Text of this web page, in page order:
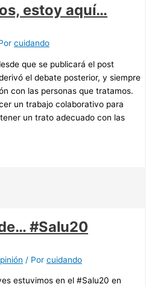
estoy aquí…
cuidando
que se publicará el post
el debate posterior, y siempre
con las personas que tratamos.
un trabajo colaborativo para
un trato adecuado con las
#Salu20
/ Porcuidando
estuvimos en el #Salu20 en